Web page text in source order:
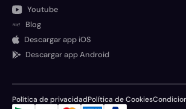
Youtube
Blog
Descargar app iOS
Descargar app Android
Política de privacidadPolítica de Cookies